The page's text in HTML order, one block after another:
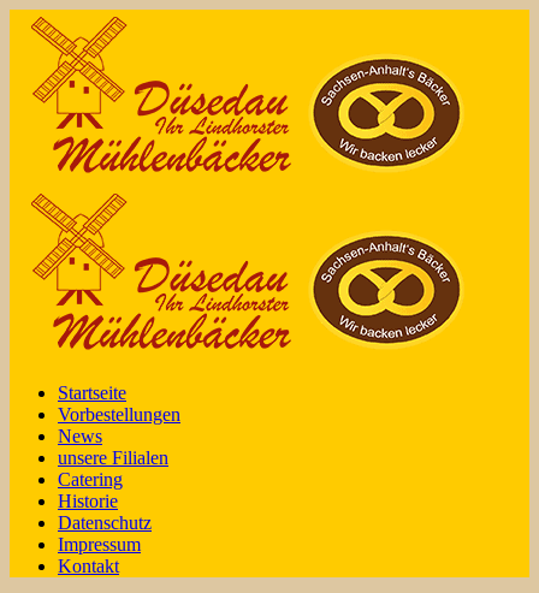
Startseite
Vorbestellungen
News
unsere Filialen
Catering
Historie
Datenschutz
Impressum
Kontakt